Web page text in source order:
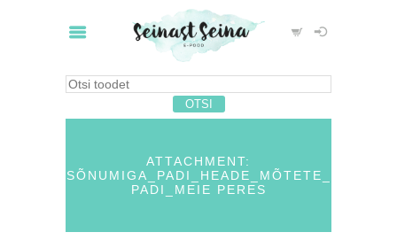
ATTACHMENT:
SÕNUMIGA_PADI_HEADE_MÕTETE_
PADI_MEIE PERES